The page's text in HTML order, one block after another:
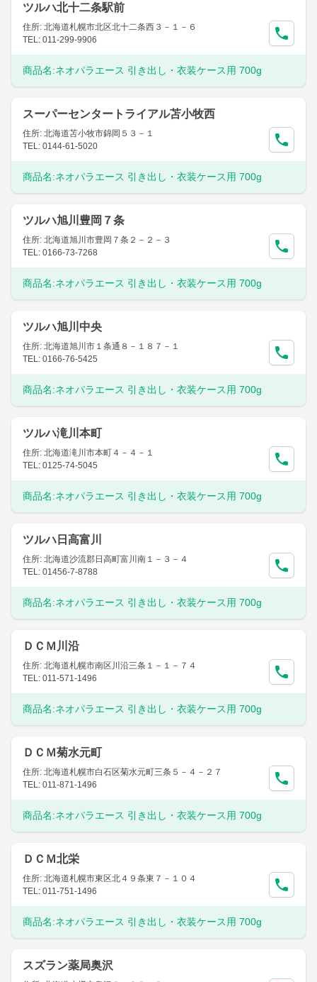
ツルハ北十二条駅前
住所: 北海道札幌市北区北十二条西３－１－６
TEL: 011-299-9906
商品名:ネオパラエース 引き出し・衣装ケース用 700g
スーパーセンタートライアル苫小牧西
住所: 北海道苫小牧市錦岡５３－１
TEL: 0144-61-5020
商品名:ネオパラエース 引き出し・衣装ケース用 700g
ツルハ旭川豊岡７条
住所: 北海道旭川市豊岡７条２－２－３
TEL: 0166-73-7268
商品名:ネオパラエース 引き出し・衣装ケース用 700g
ツルハ旭川中央
住所: 北海道旭川市１条通８－１８７－１
TEL: 0166-76-5425
商品名:ネオパラエース 引き出し・衣装ケース用 700g
ツルハ滝川本町
住所: 北海道滝川市本町４－４－１
TEL: 0125-74-5045
商品名:ネオパラエース 引き出し・衣装ケース用 700g
ツルハ日高富川
住所: 北海道沙流郡日高町富川南１－３－４
TEL: 01456-7-8788
商品名:ネオパラエース 引き出し・衣装ケース用 700g
ＤＣＭ川沿
住所: 北海道札幌市南区川沿三条１－１－７４
TEL: 011-571-1496
商品名:ネオパラエース 引き出し・衣装ケース用 700g
ＤＣＭ菊水元町
住所: 北海道札幌市白石区菊水元町三条５－４－２７
TEL: 011-871-1496
商品名:ネオパラエース 引き出し・衣装ケース用 700g
ＤＣＭ北栄
住所: 北海道札幌市東区北４９条東７－１０４
TEL: 011-751-1496
商品名:ネオパラエース 引き出し・衣装ケース用 700g
スズラン薬局奥沢